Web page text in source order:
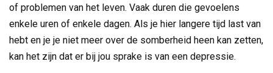
of problemen van het leven. Vaak duren die gevoelens
enkele uren of enkele dagen. Als je hier langere tijd last van
hebt en je je niet meer over de somberheid heen kan zetten,
kan het zijn dat er bij jou sprake is van een depressie.